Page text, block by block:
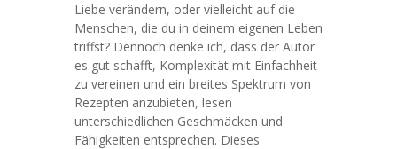
Liebe verändern, oder vielleicht auf die
Menschen, die du in deinem eigenen Leben
triffst? Dennoch denke ich, dass der Autor
es gut schafft, Komplexität mit Einfachheit
zu vereinen und ein breites Spektrum von
Rezepten anzubieten, lesen
unterschiedlichen Geschmäcken und
Fähigkeiten entsprechen. Dieses